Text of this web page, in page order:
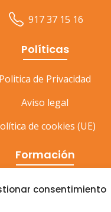
consentimiento
917 37 15 16
Políticas
Politica de Privacidad
Aviso legal
de cookies (UE)
Formación
Cursos